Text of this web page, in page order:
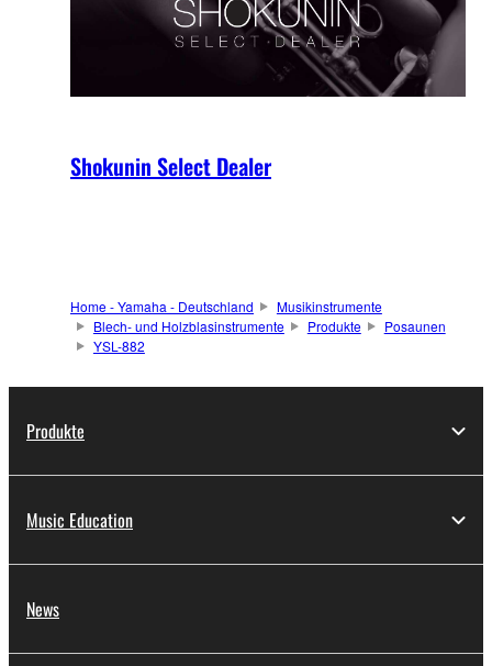
Shokunin Select Dealer
Home - Yamaha - Deutschland
Musikinstrumente
Blech- und Holzblasinstrumente
Produkte
Posaunen
YSL-882
Produkte
Music Education
News